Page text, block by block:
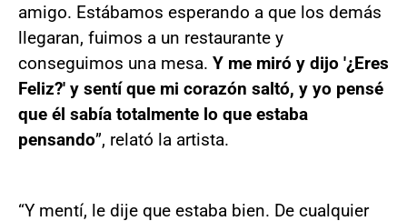
amigo. Estábamos esperando a que los demás
llegaran, fuimos a un restaurante y
conseguimos una mesa. Y me miró y dijo '¿Eres
Feliz?' y sentí que mi corazón saltó, y yo pensé
que él sabía totalmente lo que estaba
pensando”, relató la artista.
“Y mentí, le dije que estaba bien. De cualquier